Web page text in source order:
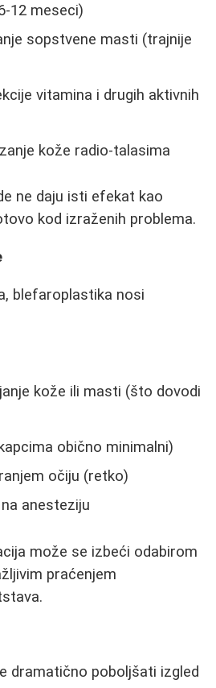
12 meseci)
sopstvene masti (trajnije
vitamina i drugih aktivnih
kože radio-talasima
ne daju isti efekat kao
kod izraženih problema.
blefaroplastika nosi
kože ili masti (što dovodi
obično minimalni)
očiju (retko)
anesteziju
može se izbeći odabirom
praćenjem
dramatično poboljšati izgled